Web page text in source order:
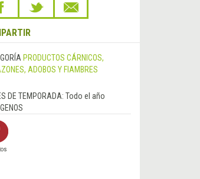
PRODUCTOS CÁRNICOS,
ADOBOS Y FIAMBRES
DE TEMPORADA: Todo el año